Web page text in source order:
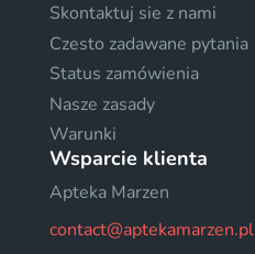
Skontaktuj sie z nami
Czesto zadawane pytania
Status zamówienia
Nasze zasady
Warunki
Wsparcie klienta
Apteka Marzen
contact@aptekamarzen.pl